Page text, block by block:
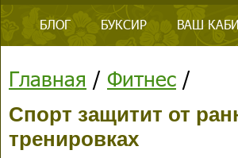
БЛОГ БУКСИР ВАШ
Главная / Фитнес /
Спорт защитит от
тренировках